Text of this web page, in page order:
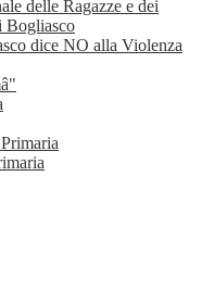
delle Ragazze e dei
Bogliasco
dice NO alla Violenza